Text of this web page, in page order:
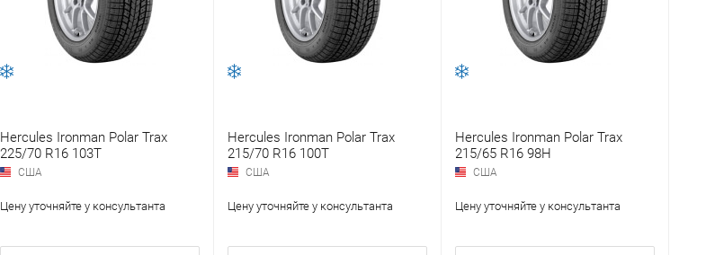
Hercules Ironman Polar Trax
225/70 R16 103T
США
Цену уточняйте у консультанта
Hercules Ironman Polar Trax
215/70 R16 100T
США
Цену уточняйте у консультанта
Hercules Ironman Polar Trax
215/65 R16 98H
США
Цену уточняйте у консультанта